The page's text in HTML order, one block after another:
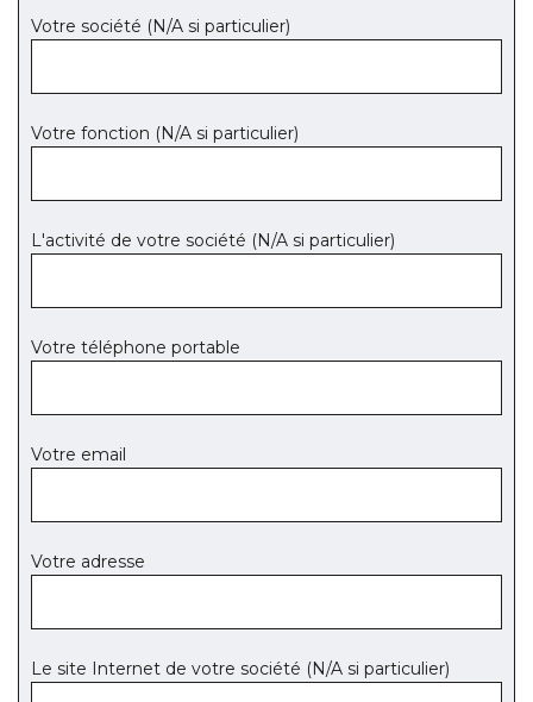
Votre société (N/A si particulier)
Votre fonction (N/A si particulier)
L'activité de votre société (N/A si particulier)
Votre téléphone portable
Votre email
Votre adresse
Le site Internet de votre société (N/A si particulier)